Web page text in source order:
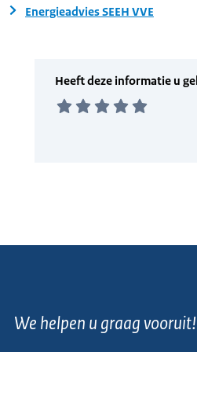
Energieadvies SEEH VVE
We helpen u graag vooruit!